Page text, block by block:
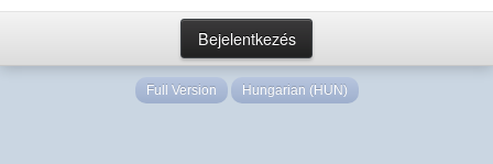
Full Version Hungarian (HUN)